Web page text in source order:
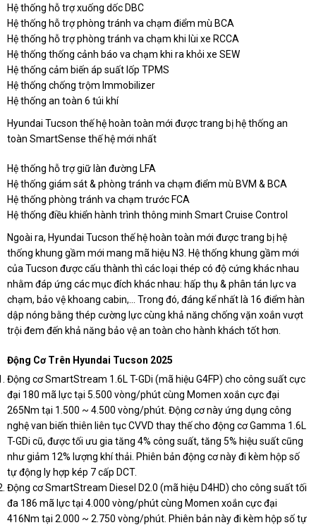
Hệ thống hỗ trợ xuống dốc DBC
Hệ thống hỗ trợ phòng tránh va chạm điểm mù BCA
Hệ thống hỗ trợ phòng tránh va chạm khi lùi xe RCCA
Hệ thống thống cảnh báo va chạm khi ra khỏi xe SEW
Hệ thống cảm biến áp suất lốp TPMS
Hệ thống chống trộm Immobilizer
Hệ thống an toàn 6 túi khí
Hyundai Tucson thế hệ hoàn toàn mới được trang bị hệ thống an
toàn SmartSense thế hệ mới nhất
Hệ thống hỗ trợ giữ làn đường LFA
Hệ thống giám sát & phòng tránh va chạm điểm mù BVM & BCA
Hệ thống phòng tránh va chạm trước FCA
Hệ thống điều khiển hành trình thông minh Smart Cruise Control
Ngoài ra, Hyundai Tucson thế hệ hoàn toàn mới được trang bị hệ
thống khung gầm mới mang mã hiệu N3. Hệ thống khung gầm mới
của Tucson được cấu thành thì các loại thép có độ cứng khác nhau
nhằm đáp ứng các mục đích khác nhau: hấp thụ & phân tán lực va
chạm, bảo vệ khoang cabin,… Trong đó, đáng kể nhất là 16 điểm hàn
dập nóng bằng thép cường lực cùng khả năng chống vặn xoắn vượt
trội đem đến khả năng bảo vệ an toàn cho hành khách tốt hơn.
Động Cơ Trên Hyundai Tucson 2025
Động cơ SmartStream 1.6L T-GDi (mã hiệu G4FP) cho công suất cực
đại 180 mã lực tại 5.500 vòng/phút cùng Momen xoắn cực đại
265Nm tại 1.500 ~ 4.500 vòng/phút. Động cơ này ứng dụng công
nghệ van biến thiên liên tục CVVD thay thế cho động cơ Gamma 1.6L
T-GDi cũ, được tối ưu gia tăng 4% công suất, tăng 5% hiệu suất cũng
như giảm 12% lượng khí thải. Phiên bản động cơ này đi kèm hộp số
tự động ly hợp kép 7 cấp DCT.
Động cơ SmartStream Diesel D2.0 (mã hiệu D4HD) cho công suất tối
đa 186 mã lực tại 4.000 vòng/phút cùng Momen xoắn cực đại
416Nm tại 2.000 ~ 2.750 vòng/phút. Phiên bản này đi kèm hộp số tự